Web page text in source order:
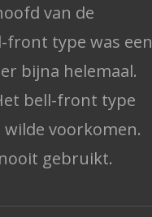
van de
front type was een
bijna helemaal.
bell-front type
voorkomen.
gebruikt.